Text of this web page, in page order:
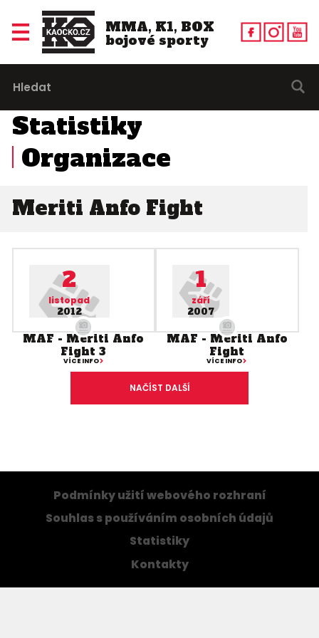
MMA, K1, BOX
bojové sporty
Statistiky
Organizace
Meriti Anfo Fight
2
listopad
2012
MAF - Meriti Anfo
Fight 3
VÍCE INFO
1
září
2007
MAF - Meriti Anfo
Fight
VÍCE INFO
NAČÍST DALŠÍ
Podmínky užití webového rozhraní
Souhlas s používáním osobních údajů
Statistiky
Kontakty